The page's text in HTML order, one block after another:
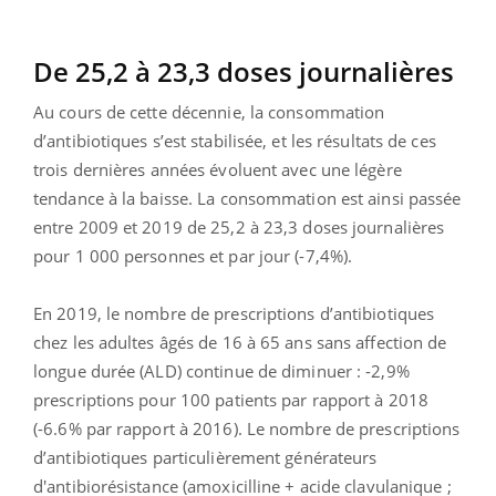
De 25,2 à 23,3 doses journalières
Au cours de cette décennie, la consommation
d’antibiotiques s’est stabilisée, et les résultats de ces
trois dernières années évoluent avec une légère
tendance à la baisse. La consommation est ainsi passée
entre 2009 et 2019 de 25,2 à 23,3 doses journalières
pour 1 000 personnes et par jour (-7,4%).
En 2019, le nombre de prescriptions d’antibiotiques
chez les adultes âgés de 16 à 65 ans sans affection de
longue durée (ALD) continue de diminuer : -2,9%
prescriptions pour 100 patients par rapport à 2018
(-6.6% par rapport à 2016). Le nombre de prescriptions
d’antibiotiques particulièrement générateurs
d'antibiorésistance (amoxicilline + acide clavulanique ;